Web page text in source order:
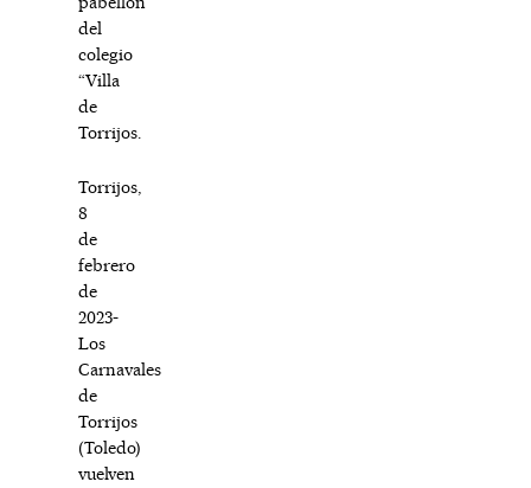
del
colegio
“Villa
de
Torrijos.
Torrijos,
8
de
febrero
de
2023-
Los
Carnavales
de
Torrijos
(Toledo)
vuelven